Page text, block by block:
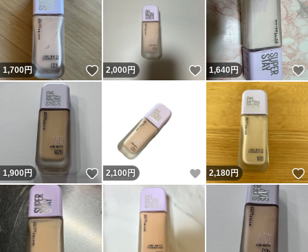
1,700円 いいね！
2,000円 いいね！
1,640円
1,900円 いいね！
2,100 円 いいね！
2,180円